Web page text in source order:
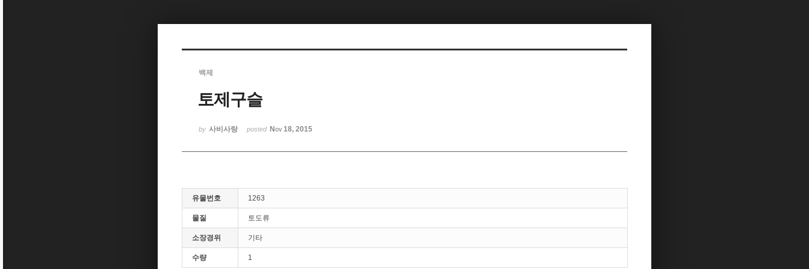
백제
토제구슬
by 사비사랑 posted Nov 18, 2015
유물번호 1263
물질 토도류
소장경위 기타
수량 1
Sketchbook5, 스케치북5
Sketchbook5, 스케치북5